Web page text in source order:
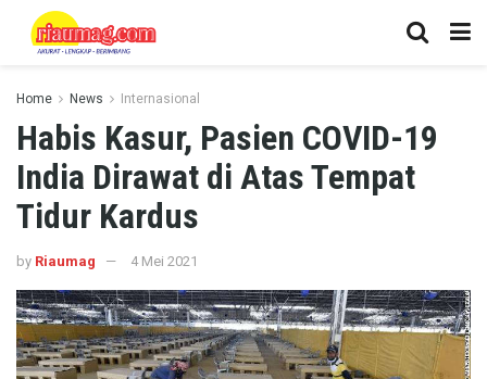
Home News Internasional
Habis Kasur, Pasien COVID-19
India Dirawat di Atas Tempat
Tidur Kardus
by Riaumag 4 Mei 2021